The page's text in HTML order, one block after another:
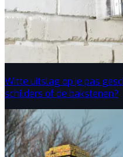
Witte uitslag op je pas
schilders of de bakstenen?